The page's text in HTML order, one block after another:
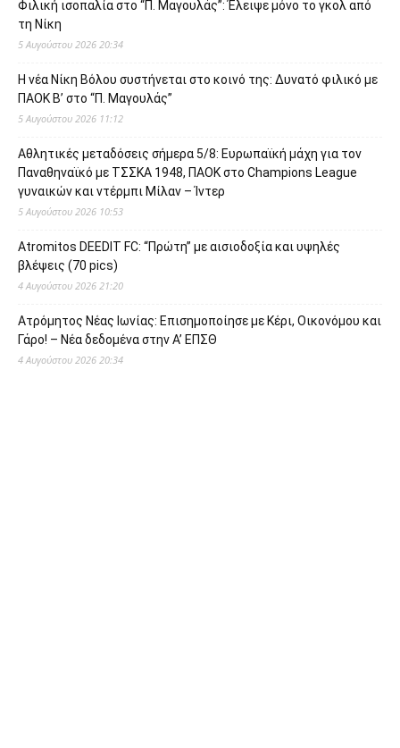
Φιλική ισοπαλία στο “Π. Μαγουλάς”: Έλειψε μόνο το γκολ από
τη Νίκη
5 Αυγούστου 2026 20:34
Η νέα Νίκη Βόλου συστήνεται στο κοινό της: Δυνατό φιλικό με
ΠΑΟΚ Β’ στο “Π. Μαγουλάς”
5 Αυγούστου 2026 11:12
Αθλητικές μεταδόσεις σήμερα 5/8: Ευρωπαϊκή μάχη για τον
Παναθηναϊκό με ΤΣΣΚΑ 1948, ΠΑΟΚ στο Champions League
γυναικών και ντέρμπι Μίλαν – Ίντερ
5 Αυγούστου 2026 10:53
Atromitos DEEDIT FC: “Πρώτη” με αισιοδοξία και υψηλές
βλέψεις (70 pics)
4 Αυγούστου 2026 21:20
Ατρόμητος Νέας Ιωνίας: Επισημοποίησε με Κέρι, Οικονόμου και
Γάρο! – Νέα δεδομένα στην Α’ ΕΠΣΘ
4 Αυγούστου 2026 20:34